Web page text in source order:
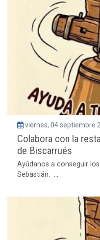
viernes, 04 septiembre
Colabora con la
de Biscarrués
Ayúdanos a conseguir
Sebastián. ...